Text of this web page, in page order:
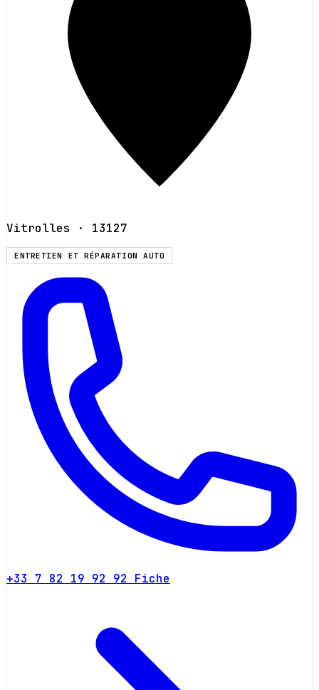
Vitrolles · 13127
ENTRETIEN ET RÉPARATION AUTO
+33 7 82 19 92 92 Fiche